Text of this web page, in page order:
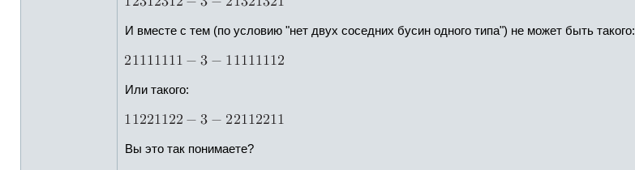
И вместе с тем (по условию "нет двух соседних бусин одного типа") не может быть такого:
Или такого:
Вы это так понимаете?